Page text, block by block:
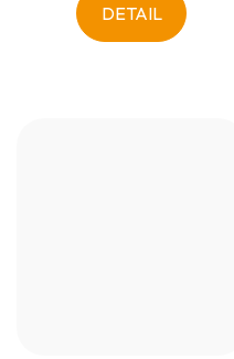
DETAIL